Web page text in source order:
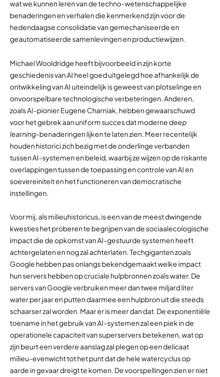
wat we kunnen leren van de techno-wetenschappelijke
benaderingen en verhalen die kenmerkend zijn voor de
hedendaagse consolidatie van gemechaniseerde en
geautomatiseerde samenlevingen en productiewijzen.
Michael Wooldridge heeft bijvoorbeeld in zijn korte
geschiedenis van AI heel goed uitgelegd hoe afhankelijk de
ontwikkeling van AI uiteindelijk is geweest van plotselinge en
onvoorspelbare technologische verbeteringen. Anderen,
zoals AI-pionier Eugene Charniak, hebben gewaarschuwd
voor het gebrek aan uniform succes dat modernedeep
learning-benaderingen lijken te laten zien. Meer recentelijk
houden historici zich bezig met de onderlinge verbanden
tussen AI-systemen en beleid, waarbij ze wijzen op de riskante
overlappingen tussen de toepassing en controle van AI en
soevereiniteit en het functioneren van democratische
instellingen.
Voor mij, als milieuhistoricus, is een van de meest dwingende
kwesties het proberen te begrijpen van de sociaalecologische
impact die de opkomst van AI-gestuurde systemen heeft
achtergelaten en nog zal achterlaten. Techgiganten zoals
Google hebben pas onlangs bekendgemaakt welke impact
hun servers hebben op cruciale hulpbronnen zoals water. De
servers van Google verbruiken meer dan twee miljard liter
water per jaar en putten daarmee een hulpbron uit die steeds
schaarser zal worden. Maar er is meer dan dat. De exponentiële
toename in het gebruik van AI-systemen zal een piek in de
operationele capaciteit van superservers betekenen, wat op
zijn beurt een verdere aanslag zal plegen op een delicaat
milieu-evenwicht tot het punt dat de hele watercyclus op
aarde in gevaar dreigt te komen. De voorspellingen zien er niet